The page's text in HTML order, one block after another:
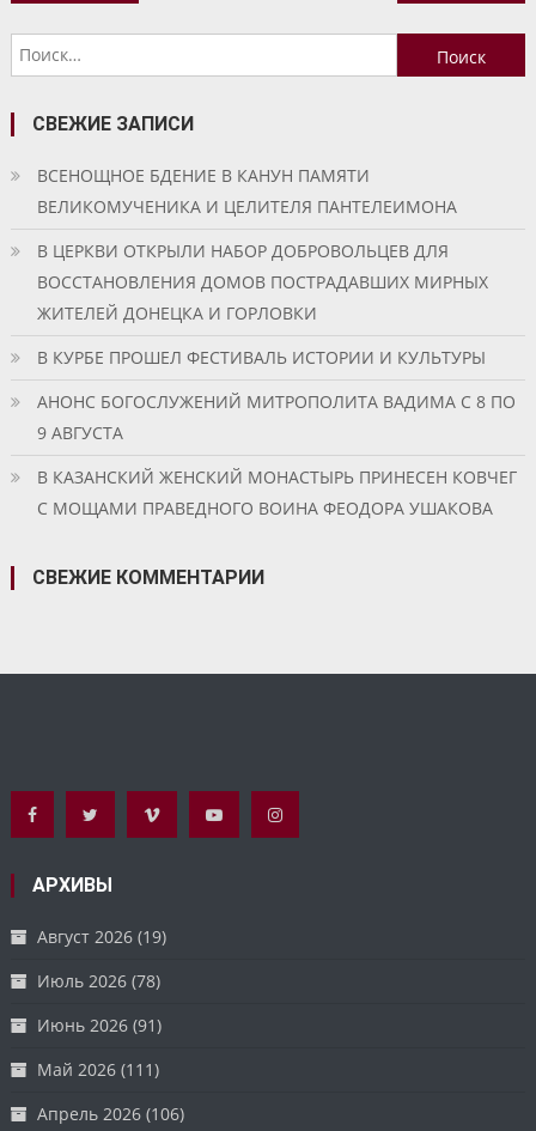
по
записям
Найти:
СВЕЖИЕ ЗАПИСИ
ВСЕНОЩНОЕ БДЕНИЕ В КАНУН ПАМЯТИ
ВЕЛИКОМУЧЕНИКА И ЦЕЛИТЕЛЯ ПАНТЕЛЕИМОНА
В ЦЕРКВИ ОТКРЫЛИ НАБОР ДОБРОВОЛЬЦЕВ ДЛЯ
ВОССТАНОВЛЕНИЯ ДОМОВ ПОСТРАДАВШИХ МИРНЫХ
ЖИТЕЛЕЙ ДОНЕЦКА И ГОРЛОВКИ
В КУРБЕ ПРОШЕЛ ФЕСТИВАЛЬ ИСТОРИИ И КУЛЬТУРЫ
АНОНС БОГОСЛУЖЕНИЙ МИТРОПОЛИТА ВАДИМА С 8 ПО
9 АВГУСТА
В КАЗАНСКИЙ ЖЕНСКИЙ МОНАСТЫРЬ ПРИНЕСЕН КОВЧЕГ
С МОЩАМИ ПРАВЕДНОГО ВОИНА ФЕОДОРА УШАКОВА
СВЕЖИЕ КОММЕНТАРИИ
АРХИВЫ
Август 2026 (19)
Июль 2026 (78)
Июнь 2026 (91)
Май 2026 (111)
Апрель 2026 (106)